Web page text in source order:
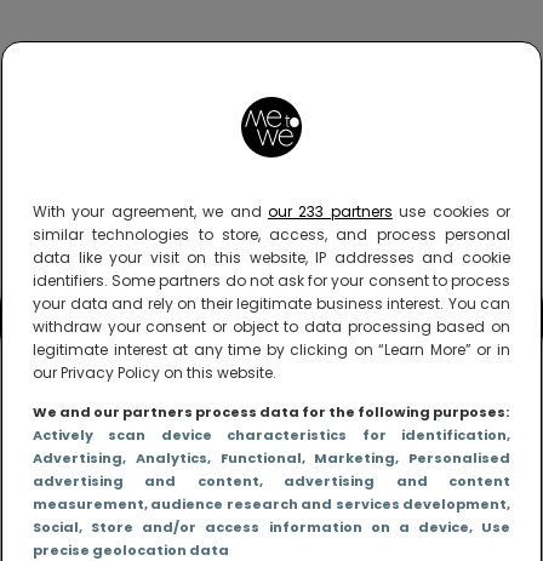
With your agreement, we and our 233 partners use cookies or
similar technologies to store, access, and process personal
data like your visit on this website, IP addresses and cookie
identifiers. Some partners do not ask for your consent to process
your data and rely on their legitimate business interest. You can
withdraw your consent or object to data processing based on
legitimate interest at any time by clicking on “Learn More” or in
our Privacy Policy on this website.
We and our partners process data for the following purposes:
Actively scan device characteristics for identification,
Advertising, Analytics, Functional, Marketing, Personalised
advertising and content, advertising and content
measurement, audience research and services development,
Social, Store and/or access information on a device, Use
precise geolocation data